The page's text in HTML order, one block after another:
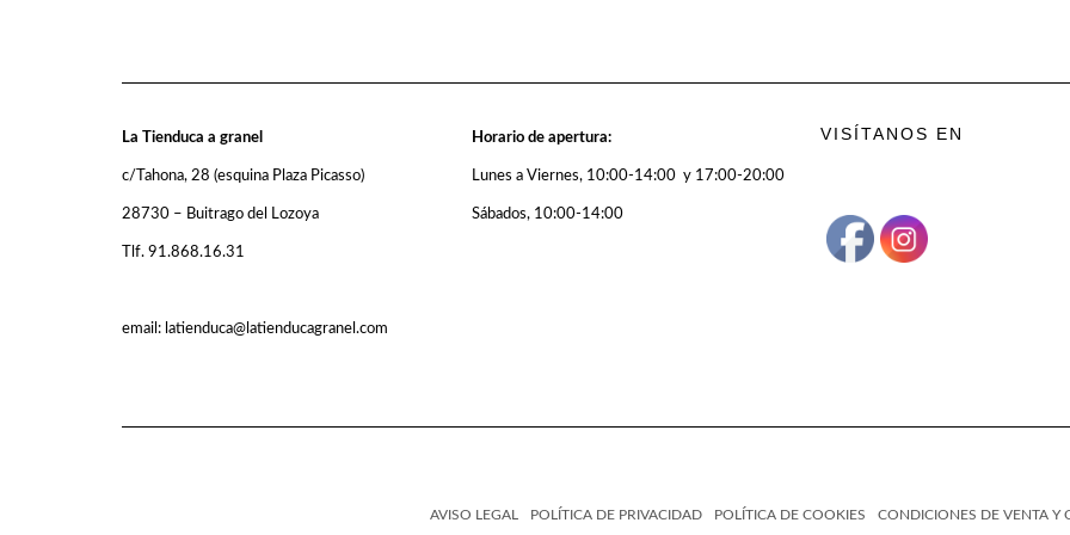
La Tienduca a granel
c/Tahona, 28 (esquina Plaza Picasso)
28730 – Buitrago del Lozoya
Tlf. 91.868.16.31
email: latienduca@latienducagranel.com
Horario de apertura:
Lunes a Viernes, 10:00-14:00 y 17:00-20:00
Sábados, 10:00-14:00
VISÍTANOS EN
AVISO LEGAL POLÍTICA DE PRIVACIDAD POLÍTICA DE COOKIES CONDICIONES DE VENTA Y